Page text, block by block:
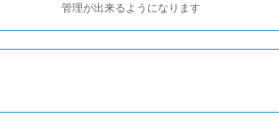
管理が出来るようになります